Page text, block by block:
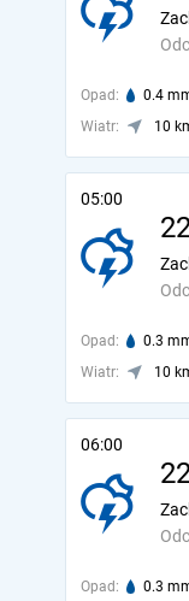
Opad: 0.4
Wiatr:
10
05:00
Opad: 0.3
Wiatr:
10
06:00
Opad: 0.3